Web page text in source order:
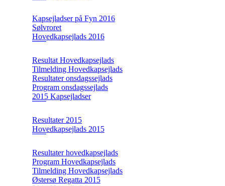
Kapsejladser på Fyn 2016
Sølvroret
Hovedkapsejlads 2016
Resultat Hovedkapsejlads
Tilmelding Hovedkapsejlads
Resultater onsdagssejlads
Program onsdagssejlads
2015 Kapsejladser
Resultater 2015
Hovedkapsejlads 2015
Resultater hovedkapsejlads
Program Hovedkapsejlads
Tilmelding Hovedkapsejlads
Østersø Regatta 2015